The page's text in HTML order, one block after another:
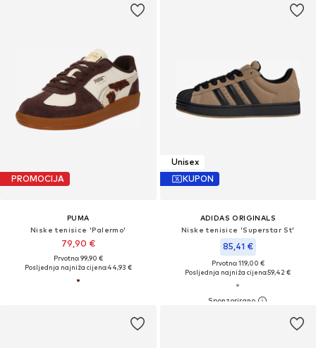
PROMOCIJA
PUMA
Niske tenisice 'Palermo'
79,90 €
Prvotno: 99,90 €
Posljednja najniža cijena:44,93 €
Unisex
KUPON
ADIDAS ORIGINALS
Niske tenisice 'Superstar St'
85,41 €
Prvotno: 119,00 €
Posljednja najniža cijena:59,42 €